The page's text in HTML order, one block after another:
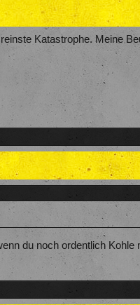
Katastrophe. Meine
du noch ordentlich Kohle